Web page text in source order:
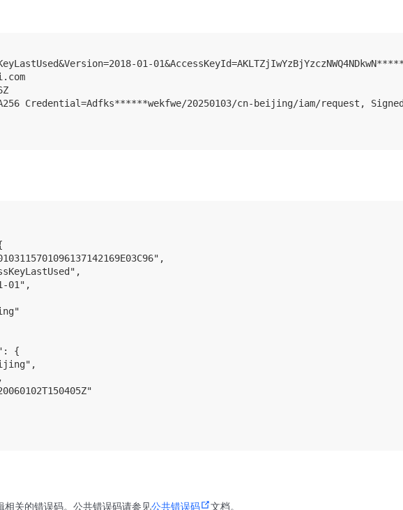
01-
Credential=Adfks******wekfwe/20250103/cn-beijing/iam/request,
01",
{
关的错误码。公共错误码请参见公共错误码 文档。